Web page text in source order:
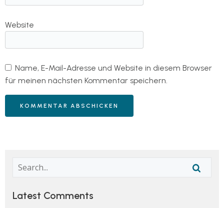
Website
Name, E-Mail-Adresse und Website in diesem Browser
für meinen nächsten Kommentar speichern.
Latest Comments